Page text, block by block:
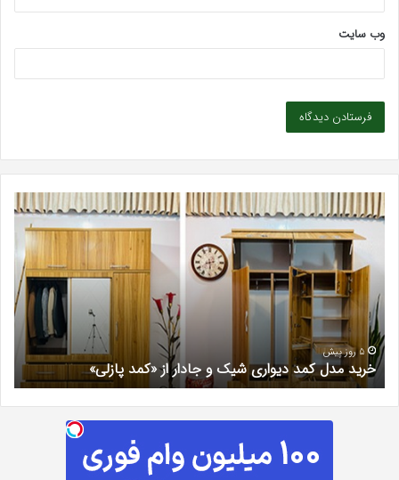
وب‌ سایت
خرید
مدل
دیواری
شیک
جادار
از
«کمد
پازلی»
5 روز پیش
خرید مدل کمد دیواری شیک و جادار از «کمد پازلی»
در